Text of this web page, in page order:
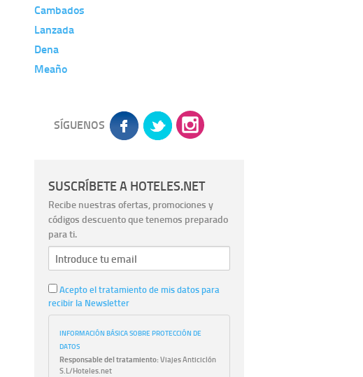
Cambados
Lanzada
Dena
Meaño
SÍGUENOS
SUSCRÍBETE A HOTELES.NET
Recibe nuestras ofertas, promociones y
códigos descuento que tenemos preparado
para ti.
Acepto el tratamiento de mis datos para
recibir la Newsletter
INFORMACIÓN BÁSICA SOBRE PROTECCIÓN DE
DATOS
Responsable del tratamiento:Viajes Anticiclón
S.L/Hoteles.net